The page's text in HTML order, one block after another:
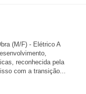
(M/F) - Elétrico A
reconhecida pela
com a transição...